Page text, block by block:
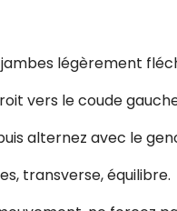
légèrement
vers le coude
alternez avec le
transverse, équilibre.